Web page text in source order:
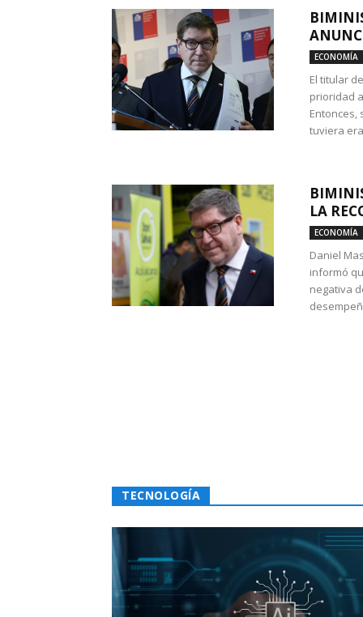
ECONOMÍA
El titular
prioridad
Entonces,
tuviera
LA
ECONOMÍA
Daniel
informó
negativa
TECNOLOGÍA